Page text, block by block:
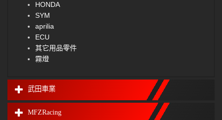
HONDA
SYM
aprilia
ECU
其它用品零件
霧燈
武田車業
MFZRacing